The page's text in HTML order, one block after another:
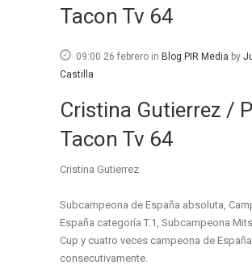
Tacon Tv 64
09:00 26 febrero in Blog PIR Media by
Castilla
Cristina Gutierrez /
Tacon Tv 64
Cristina Gutierrez
Subcampeona de España absoluta,
España categoría T.1, Subcampeona
Cup y cuatro veces campeona de España
consecutivamente.